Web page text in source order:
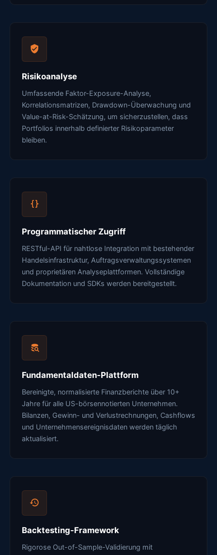
Risikoanalyse
Umfassende Faktor-Exposure-Analyse,
Korrelationsmatrizen, Drawdown-Überwachung und
Value-at-Risk-Schätzung, um sicherzustellen, dass
Portfolios innerhalb definierter Risikoparameter
bleiben.
Programmatischer Zugriff
RESTful-API für nahtlose Integration mit bestehender
Handelsinfrastruktur, Auftragsverwaltungssystemen
und proprietären Analyseplattformen. Vollständige
Dokumentation und SDKs werden bereitgestellt.
Fundamentaldaten-Plattform
Bereinigte, normalisierte Finanzberichte über 10+
Jahre für alle US-börsennotierten Unternehmen.
Bilanzen, Gewinn- und Verlustrechnungen, Cashflows
und Unternehmensereignisdaten werden täglich
aktualisiert.
Backtesting-Framework
Rigorose Out-of-Sample-Validierung mit